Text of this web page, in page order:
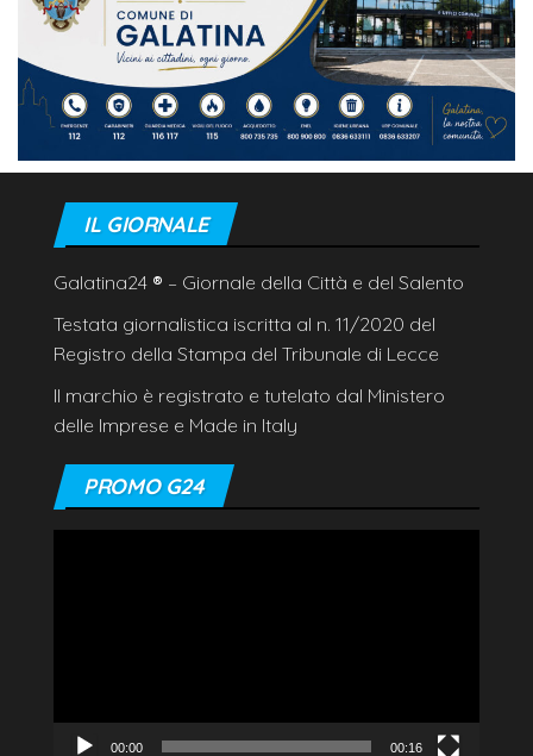
IL GIORNALE
Galatina24 ® – Giornale della Città e del Salento
Testata giornalistica iscritta al n. 11/2020 del
Registro della Stampa del Tribunale di Lecce
Il marchio è registrato e tutelato dal Ministero
delle Imprese e Made in Italy
PROMO G24
00:00 00:16